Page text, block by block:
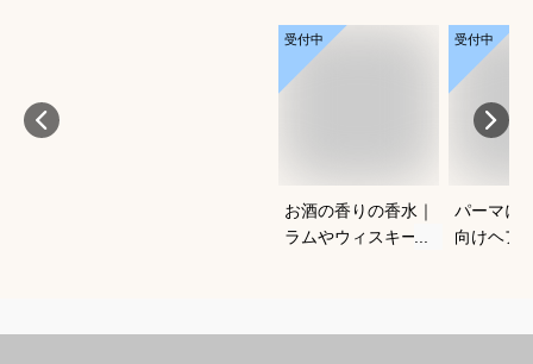
受付中
お酒の香りの香水｜
ラムやウィスキーな
受付中
パーマに
向けヘア